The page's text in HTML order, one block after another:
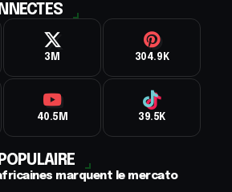
3M 304.9K
40.5M 39.5K
marquent le mercato